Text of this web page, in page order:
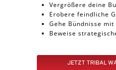
Vergrößere deine
Erobere feindliche
Gehe Bündnisse mit
Beweise
JETZT TRIBAL